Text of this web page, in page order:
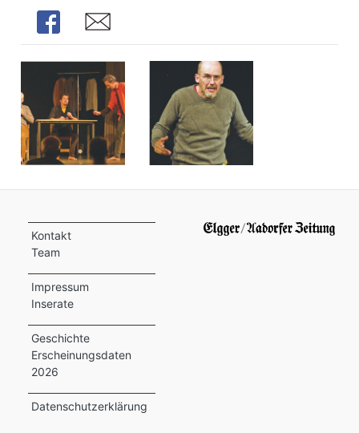
Share Share
Kontakt
Team
Impressum
Inserate
Geschichte
Erscheinungsdaten
2026
Datenschutzerklärung